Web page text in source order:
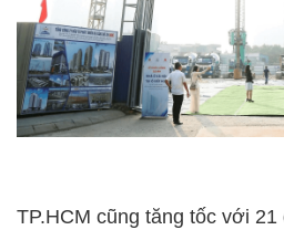
TP.HCM cũng tăng tốc với